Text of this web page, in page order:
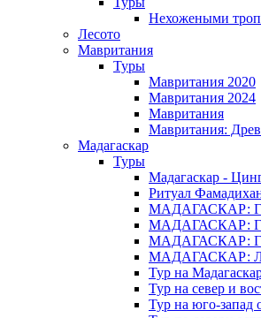
Нехожеными
Лесото
Мавритания
Туры
Мавритания 2020
Мавритания 2024
Мавритания
Мавритания:
Мадагаскар
Туры
Мадагаскар -
Ритуал
МАДАГАСКАР:
МАДАГАСКАР:
МАДАГАСКАР:
МАДАГАСКАР:
Тур на
Тур на север и
Тур на юго-запад